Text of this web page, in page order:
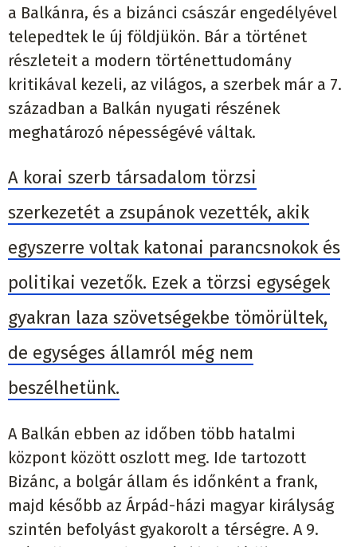
a Balkánra, és a bizánci császár engedélyével
telepedtek le új földjükön. Bár a történet
részleteit a modern történettudomány
kritikával kezeli, az világos, a szerbek már a 7.
században a Balkán nyugati részének
meghatározó népességévé váltak.
A korai szerb társadalom törzsi
szerkezetét a zsupánok vezették, akik
egyszerre voltak katonai parancsnokok és
politikai vezetők. Ezek a törzsi egységek
gyakran laza szövetségekbe tömörültek,
de egységes államról még nem
beszélhetünk.
A Balkán ebben az időben több hatalmi
központ között oszlott meg. Ide tartozott
Bizánc, a bolgár állam és időnként a frank,
majd később az Árpád-házi magyar királyság
szintén befolyást gyakorolt a térségre. A 9.